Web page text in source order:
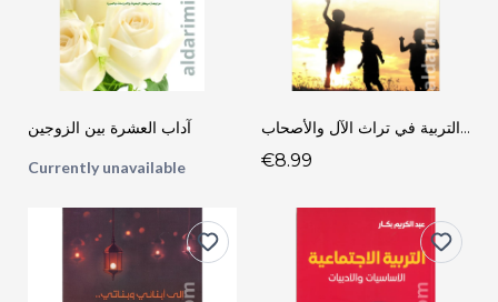
آداب العشرة بين الزوجين
Currently unavailable
أدب التربية في تراث الآل والأصحاب
€8.99